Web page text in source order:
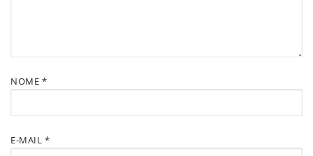
NOME *
E-MAIL *